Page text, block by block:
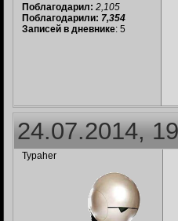
Поблагодарил: 2,105
Поблагодарили: 7,354
Записей в дневнике: 5
24.07.2014,
Typaher